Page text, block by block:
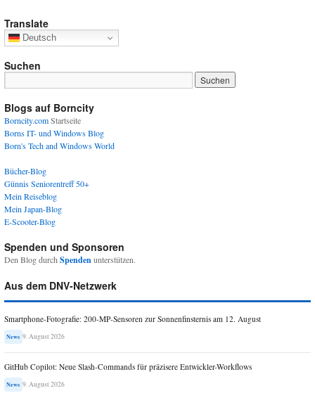
Translate
Deutsch
Suchen
Blogs auf Borncity
Borncity.comStartseite
Borns IT- und Windows Blog
Born's Tech and Windows World
Bücher-Blog
Günnis Seniorentreff 50+
Mein Reiseblog
Mein Japan-Blog
E-Scooter-Blog
Spenden und Sponsoren
Den Blog durch Spendenunterstützen.
Aus dem DNV-Netzwerk
Smartphone-Fotografie: 200-MP-Sensoren zur Sonnenfinsternis am 12. August
News 9. August 2026
GitHub Copilot: Neue Slash-Commands für präzisere Entwickler-Workflows
News 9. August 2026